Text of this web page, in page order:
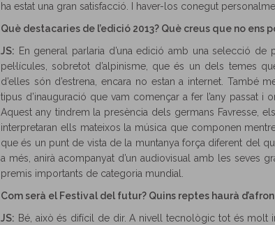
ha estat una gran satisfacció. I haver-los conegut
Què destacaries de l’edició 2013? Què creus que no ens
JS: En general parlaria d’una edició amb una selecció
pel·lícules, sobretot d’alpinisme, que és un dels temes
d’elles són d’estrena, encara no estan a internet. També
tipus d’inauguració que vam començar a fer l’any passat i
Aquest any tindrem la presència dels germans Favresse,
interpretaran ells mateixos la música que componen
que és un punt de vista de la muntanya força diferent del
a més, anirà acompanyat d’un audiovisual amb les seves
premis importants de categoria mundial.
Com serà el Festival del futur? Quins reptes haurà
JS: Bé, això és difícil de dir. A nivell tecnològic tot és molt